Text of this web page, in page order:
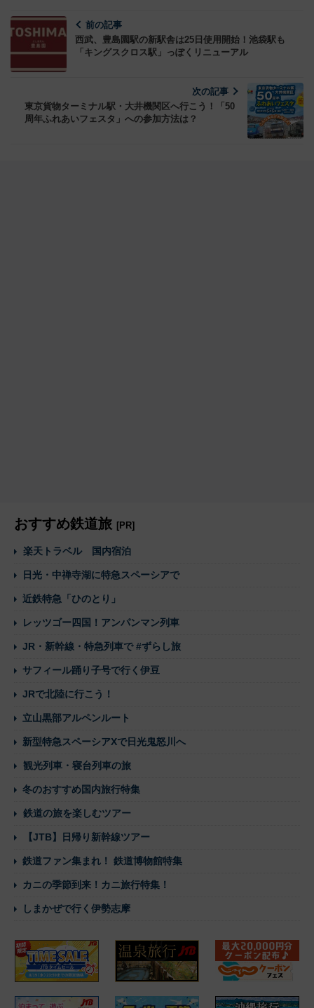
前の記事
西武、豊島園駅の新駅舎は25日使用開始！池袋駅も
「キングスクロス駅」っぽくリニューアル
次の記事
東京貨物ターミナル駅・大井機関区へ行こう！「50
周年ふれあいフェスタ」への参加方法は？
おすすめ鉄道旅 [PR]
楽天トラベル 国内宿泊
日光・中禅寺湖に特急スペーシアで
近鉄特急「ひのとり」
レッツゴー四国！アンパンマン列車
JR・新幹線・特急列車で #ずらし旅
サフィール踊り子号で行く伊豆
JRで北陸に行こう！
立山黒部アルペンルート
新型特急スペーシアXで日光鬼怒川へ
観光列車・寝台列車の旅
冬のおすすめ国内旅行特集
鉄道の旅を楽しむツアー
【JTB】日帰り新幹線ツアー
鉄道ファン集まれ！ 鉄道博物館特集
カニの季節到来！カニ旅行特集！
しまかぜで行く伊勢志摩